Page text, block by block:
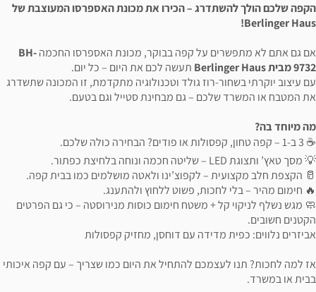
הקפה שלכם הולך להשתדרג – הכירו את מכונת האספרסו המעוצבת של
Berlinger Haus!
אם גם אתם לא מתפשרים על קפה בבוקר, מכונת האספרסו החכמהBH-
9732 מבית Berlinger Haus
תעשה לכם את היום – כל יום.
עם עיצוב יוקרתי בשחור-רוז גולד וטכנולוגיה מתקדמת, זו המכונה שתשדרג
את המטבח או המשרד שלכם – גם מבחינת סטייל וגם בטעם.
מה מיוחד בה?
☕ 3 ב-1 – קפה טחון, קפסולות או פודים? הבחירה כולה שלכם.
💡 מסך טאץ’ ותצוגת LED – שליטה חכמה ונוחה בלחיצת כפתור.
🥛 הקצפת חלב מקצועית – לקפוצ’ינו ולאטה מושלמים כמו בבית קפה.
🔥 חימום מהיר – בלי לחכות, פשוט ללחוץ ולהתענג.
🧼 מגש נשלף לניקוי קל + משטח חימום כוסות מנירוסטה – כי גם הפרטים
הקטנים חשובים.
אביזרים נלווים: כפית מדידה עם דוחסן, מחזיק קפסולות
אז למה לחכות? תנו לעצמכם להתחיל את היום כמו שצריך – עם קפה איכותי
בבית או במשרד.